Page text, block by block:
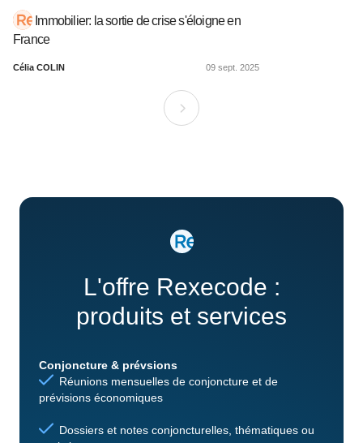
Immobilier: la sortie de crise s'éloigne en
France
Célia COLIN 09 sept. 2025
L'offre Rexecode :
produits et services
Conjoncture & prévsions
Réunions mensuelles de conjoncture et de
prévisions économiques
Dossiers et notes conjoncturelles, thématiques ou